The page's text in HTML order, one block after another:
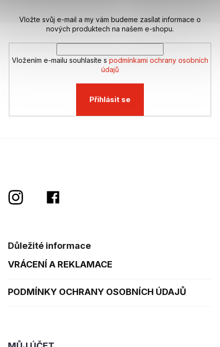
Vložte svůj e-mail a my vám budeme zasílat informace o
nových produktech na našem e-shopu.
Vložením e-mailu souhlasíte s podmínkami ochrany osobních
údajů
Přihlásit se
Důležité informace
VRÁCENÍ A REKLAMACE
PODMÍNKY OCHRANY OSOBNÍCH ÚDAJŮ